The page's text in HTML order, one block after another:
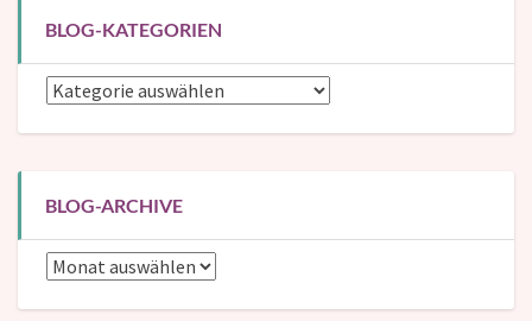
BLOG-KATEGORIEN
Blog-
BLOG-ARCHIVE
Blog-